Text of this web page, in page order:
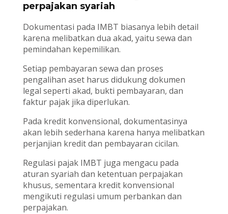
perpajakan syariah
Dokumentasi pada IMBT biasanya lebih detail
karena melibatkan dua akad, yaitu sewa dan
pemindahan kepemilikan.
Setiap pembayaran sewa dan proses
pengalihan aset harus didukung dokumen
legal seperti akad, bukti pembayaran, dan
faktur pajak jika diperlukan.
Pada kredit konvensional, dokumentasinya
akan lebih sederhana karena hanya melibatkan
perjanjian kredit dan pembayaran cicilan.
Regulasi pajak IMBT juga mengacu pada
aturan syariah dan ketentuan perpajakan
khusus, sementara kredit konvensional
mengikuti regulasi umum perbankan dan
perpajakan.